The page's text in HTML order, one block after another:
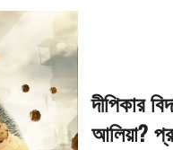
দীপিকার
আলিয়া?